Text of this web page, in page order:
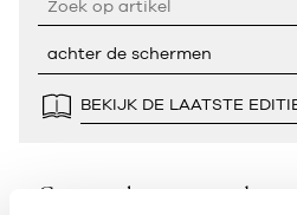
BEKIJK DE LAATSTE
Geen resultaten gevonden